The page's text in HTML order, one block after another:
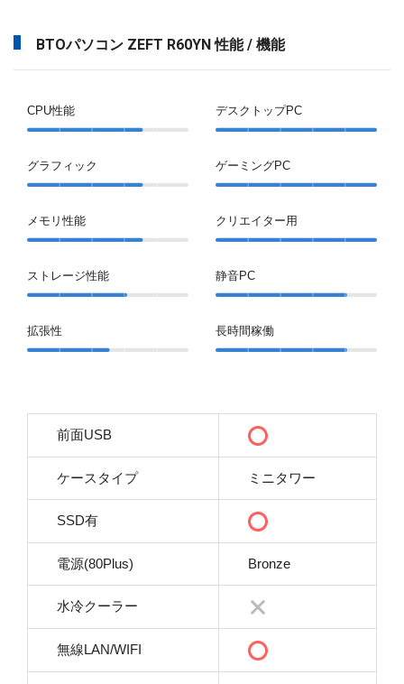
BTOパソコン ZEFT R60YN 性能 / 機能
CPU性能
グラフィック
メモリ性能
ストレージ性能
拡張性
デスクトップPC
ゲーミングPC
クリエイター用
静音PC
長時間稼働
前面USB
ケースタイプ ミニタワー
SSD有
電源(80Plus) Bronze
水冷クーラー
無線LAN/WIFI